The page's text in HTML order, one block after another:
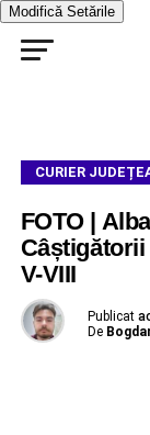
Modifică Setările
CURIER
FOTO |
Câștigătorii
V-VIII
Publicat
De